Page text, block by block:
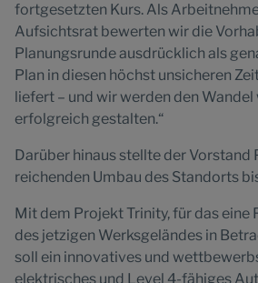
fortgesetzten Kurs. Als
Aufsichtsrat bewerten wir die
Planungsrunde ausdrücklich als
Plan in diesen höchst unsicheren
liefert – und wir werden den
erfolgreich gestalten.“
Darüber hinaus stellte der Vorstand
reichenden Umbau des Standorts
Mit dem Projekt Trinity, für das eine
des jetzigen Werksgeländes in
soll ein innovatives und
elektrisches und Level 4-fähiges